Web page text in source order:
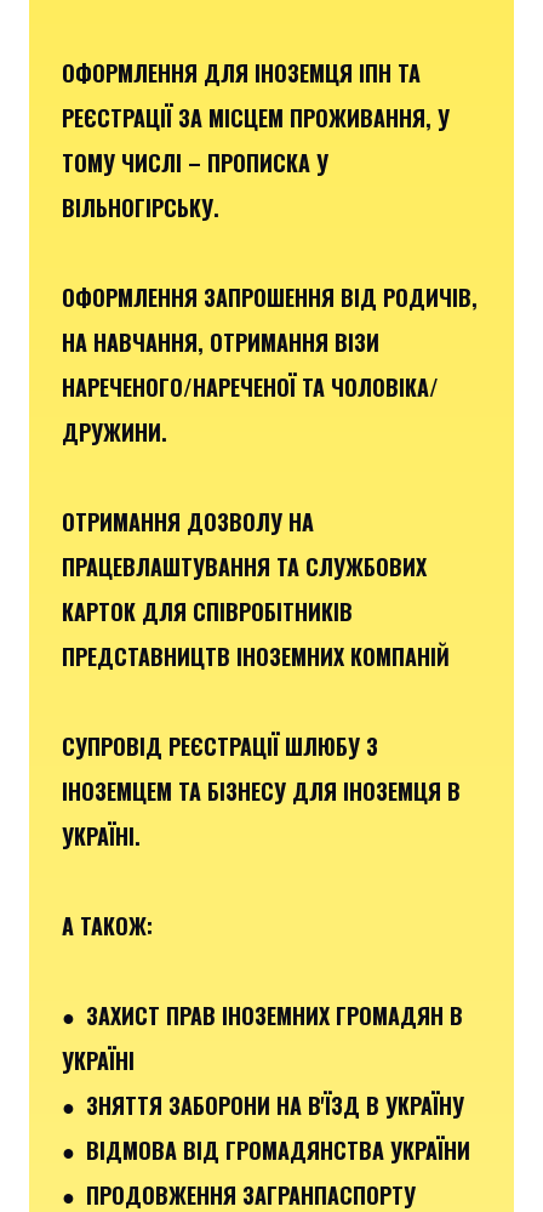
ОФОРМЛЕННЯ ДЛЯ ІНОЗЕМЦЯ ІПН ТА
РЕЄСТРАЦІЇ ЗА МІСЦЕМ ПРОЖИВАННЯ, У
ТОМУ ЧИСЛІ – ПРОПИСКА У
ВІЛЬНОГІРСЬКУ.
ОФОРМЛЕННЯ ЗАПРОШЕННЯ ВІД РОДИЧІВ,
НА НАВЧАННЯ, ОТРИМАННЯ ВІЗИ
НАРЕЧЕНОГО/НАРЕЧЕНОЇ ТА ЧОЛОВІКА/
ДРУЖИНИ.
ОТРИМАННЯ ДОЗВОЛУ НА
ПРАЦЕВЛАШТУВАННЯ ТА СЛУЖБОВИХ
КАРТОК ДЛЯ СПІВРОБІТНИКІВ
ПРЕДСТАВНИЦТВ ІНОЗЕМНИХ КОМПАНІЙ
СУПРОВІД РЕЄСТРАЦІЇ ШЛЮБУ З
ІНОЗЕМЦЕМ ТА БІЗНЕСУ ДЛЯ ІНОЗЕМЦЯ В
УКРАЇНІ.
А ТАКОЖ:
● ЗАХИСТ ПРАВ ІНОЗЕМНИХ ГРОМАДЯН В
УКРАЇНІ
● ЗНЯТТЯ ЗАБОРОНИ НА В'ЇЗД В УКРАЇНУ
● ВІДМОВА ВІД ГРОМАДЯНСТВА УКРАЇНИ
● ПРОДОВЖЕННЯ ЗАГРАНПАСПОРТУ